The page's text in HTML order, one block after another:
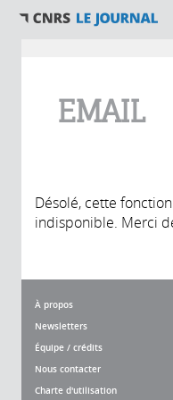
EMAIL
Désolé, cette
indisponible. Merci
À propos
Newsletters
Équipe / crédits
Nous contacter
Charte d'utilisation